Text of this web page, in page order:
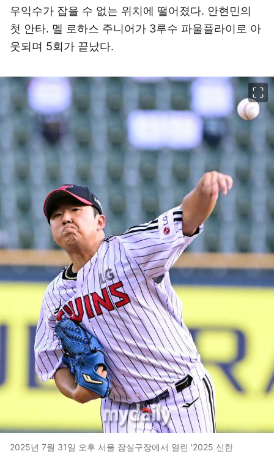
우익수가 잡을 수 없는 위치에 떨어졌다. 안현민의
첫 안타. 멜 로하스 주니어가 3루수 파울플라이로 아
웃되며 5회가 끝났다.
2025년 7월 31일 오후 서울 잠실구장에서 열린 '2025 신한